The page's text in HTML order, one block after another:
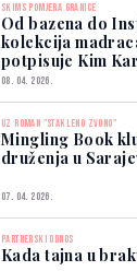
SKIMS POMJERA GRANICE
Od bazena do
kolekcija
potpisuje Kim
08. 04. 2026.
UZ ROMAN "STAKLENO ZVONO"
Mingling Book
druženja u
07. 04. 2026.
PARTNERSKI ODNOS
Kada tajna u